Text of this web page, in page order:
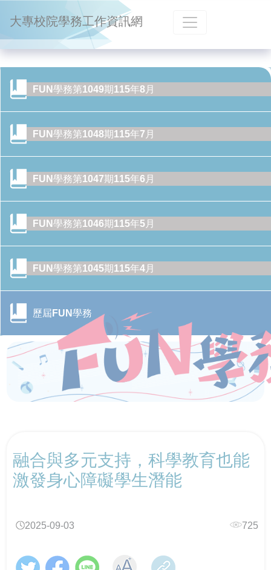
大專校院學務工作資訊網
FUN學務第1049期115年8月
行政院季連成政委率隊訪視教育部 跨部會合作打造校園
防毒防護網
教育輔具知能研討會
FUN學務第1048期115年7月
CONTENTS目錄
FUN學務第1047期115年6月
園溫暖蛻變
FUN學務第1046期115年5月
CONTENTS目錄
FUN學務第1045期115年4月
歷屆FUN學務
融合與多元支持，科學教育也能
激發身心障礙學生潛能
2025-09-03 725